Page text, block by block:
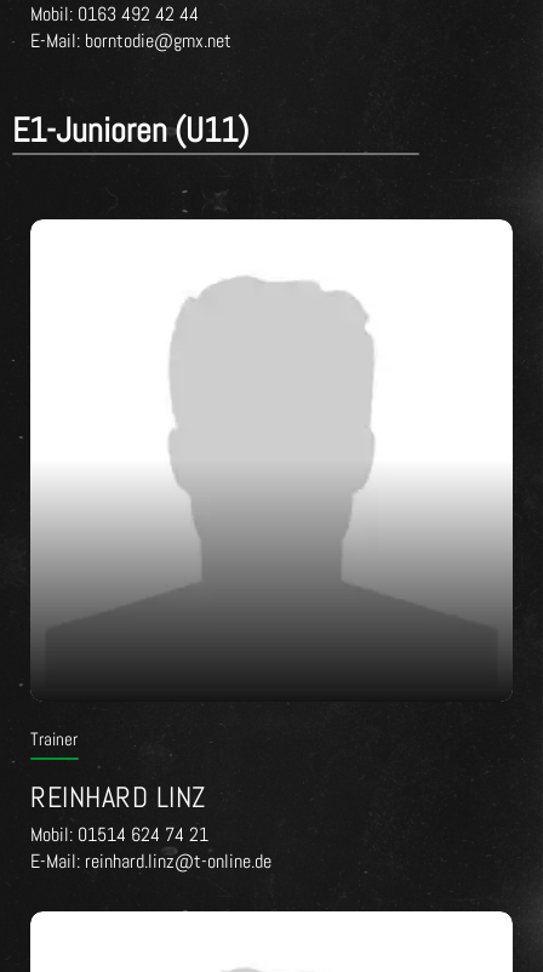
Mobil: 0163 492 42 44
E-Mail: borntodie@gmx.net
E1-Junioren (U11)
Trainer
REINHARD LINZ
Mobil: 01514 624 74 21
E-Mail: reinhard.linz@t-online.de